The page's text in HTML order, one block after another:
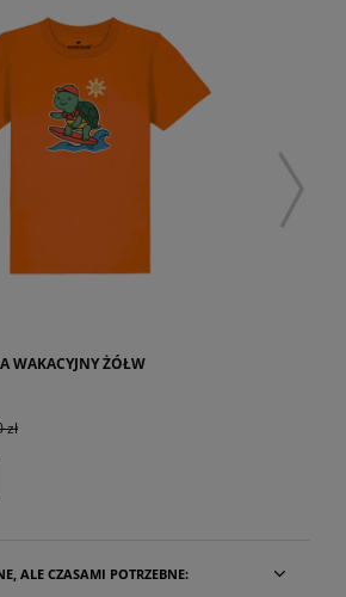
WAKACYJNY ŻÓŁW
zł
ALE CZASAMI POTRZEBNE: